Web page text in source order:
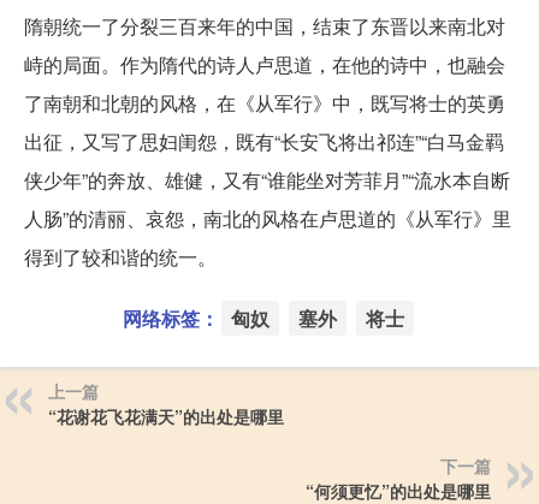
隋朝统一了分裂三百来年的中国，结束了东晋以来南北对
峙的局面。作为隋代的诗人卢思道，在他的诗中，也融会
了南朝和北朝的风格，在《从军行》中，既写将士的英勇
出征，又写了思妇闺怨，既有“长安飞将出祁连”“白马金羁
侠少年”的奔放、雄健，又有“谁能坐对芳菲月”“流水本自断
人肠”的清丽、哀怨，南北的风格在卢思道的《从军行》里
得到了较和谐的统一。
网络标签： 匈奴 塞外 将士
上一篇
“花谢花飞花满天”的出处是哪里
下一篇
“何须更忆”的出处是哪里